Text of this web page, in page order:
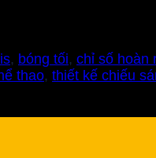
, bóng tối, chỉ số hoàn
thao, thiết kế chiếu